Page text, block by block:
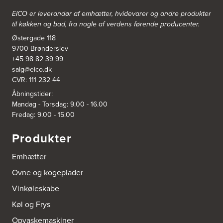
https://www.power.dk/butik/power-ishoj/s-3830/
3831: Power Rødovre
Rødovre Centrum 90
2610 Rødovre
https://www.power.dk/butik/power-roedovre/s-3831/
3832: Power Slagelse
Japanvej 8
4200 Slagelse
Tel.:70338080
https://www.power.dk/butik/power-slagelse/s-3832/
3836: Power Frederikshavn
Grønlandsvej 22
9900 Frederikshavn
https://www.power.dk/butik/power-frederikshavn/s-3836/
3841: Power Haderslev
Nordhavnsvej 2
6100 Haderslev
EICO er leverandør af emhætter, hvidevarer ogandre produkter
til køkken og bad, fra nogle af verdens førende producenter.
Østergade 118
9700 Brønderslev
+45 98 82 39 99
salg@eico.dk
CVR: 111 232 44
Åbningstider:
Mandag - Torsdag: 9.00 - 16.00
Fredag: 9.00 - 15.00
Produkter
Emhætter
Ovne og kogeplader
Vinkøleskabe
Køl og Frys
Opvaskemaskiner